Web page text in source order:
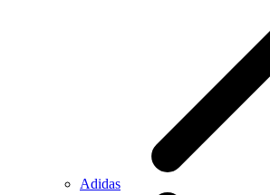
Adidas